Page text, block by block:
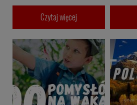
Czytaj więcej